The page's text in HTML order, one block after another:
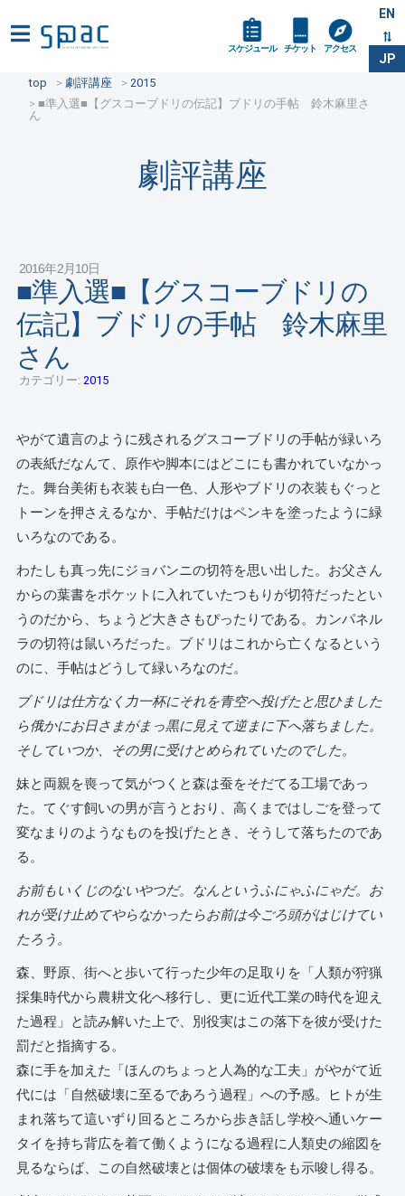
EN
JP
スケジュール チケット アクセス
top 劇評講座
2015
■準入選■【グスコーブドリの伝記】ブドリの手帖 鈴木麻里さ
ん
劇評講座
2016年2月10日
■準入選■【グスコーブドリの
伝記】ブドリの手帖 鈴木麻里
さん
カテゴリー: 2015
やがて遺言のように残されるグスコーブドリの手帖が緑いろ
の表紙だなんて、原作や脚本にはどこにも書かれていなかっ
た。舞台美術も衣装も白一色、人形やブドリの衣装もぐっと
トーンを押さえるなか、手帖だけはペンキを塗ったように緑
いろなのである。
わたしも真っ先にジョバンニの切符を思い出した。お父さん
からの葉書をポケットに入れていたつもりが切符だったとい
うのだから、ちょうど大きさもぴったりである。カンパネル
ラの切符は鼠いろだった。ブドリはこれから亡くなるという
のに、手帖はどうして緑いろなのだ。
​ブドリは仕方なく力一杯にそれを青空へ投げたと思ひました
ら俄かにお日さまがまっ黒に見えて逆​まに下へ落ちました。
そしていつか、その男に受けとめられていたのでした。
妹と両親を喪って気がつくと森は蚕をそだてる工場であっ
た。てぐす飼いの男が言うとおり、高くまではしごを登って
変なまりのようなものを投げたとき、そうして落ちたのであ
る。
​お前もいくじのないやつだ。なんというふにゃふにゃだ。お
れが受け止めてやらなかったらお前は​今ごろ頭がはじけてい
たろう。
森、野原、街へと歩いて行った少年の足取りを「人類が狩猟
採集時代から農耕文化へ移行し、更に近代工業の時代を迎え
た過程」と読み解いた上で、別役実はこの落下を彼が受けた
罰だと指摘する。
森に手を加えた「ほんのちょっと人為的な工夫」がやがて近
代には「自然破壊に至るであろう過程」への予感。ヒトが生
まれ落ちて這いずり回るところから歩き話し学校へ通いケー
タイを持ち背広を着て働くようになる過程に人類史の縮図を
見るならば、この自然破壊とは個体の破壊をも示唆し得る。